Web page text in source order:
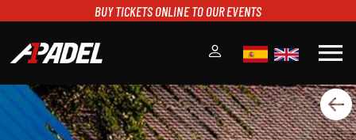
BUY TICKETS ONLINE TO OUR EVENTS
menu
A1PADEL
RANKING